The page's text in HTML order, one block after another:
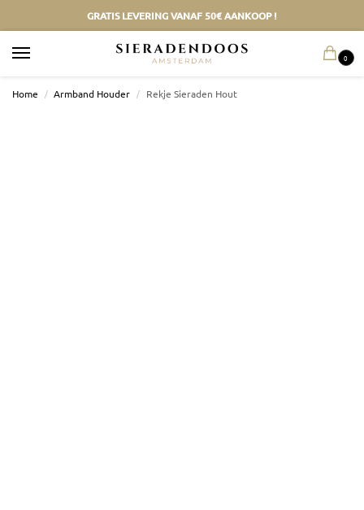
GRATIS LEVERING VANAF 50€ AANKOOP !
0
Home / Armband Houder / Rekje Sieraden Hout